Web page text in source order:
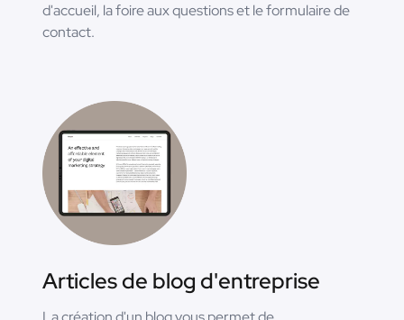
d'accueil, la foire aux questions et le formulaire de
contact.
Articles de blog d'entreprise